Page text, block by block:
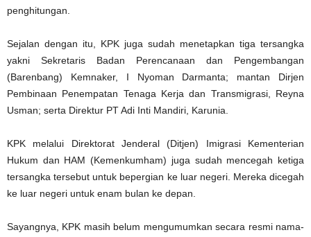
penghitungan.
Sejalan dengan itu, KPK juga sudah menetapkan tiga tersangka
yakni Sekretaris Badan Perencanaan dan Pengembangan
(Barenbang) Kemnaker, I Nyoman Darmanta; mantan Dirjen
Pembinaan Penempatan Tenaga Kerja dan Transmigrasi, Reyna
Usman; serta Direktur PT Adi Inti Mandiri, Karunia.
KPK melalui Direktorat Jenderal (Ditjen) Imigrasi Kementerian
Hukum dan HAM (Kemenkumham) juga sudah mencegah ketiga
tersangka tersebut untuk bepergian ke luar negeri. Mereka dicegah
ke luar negeri untuk enam bulan ke depan.
Sayangnya, KPK masih belum mengumumkan secara resmi nama-